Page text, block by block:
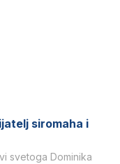
siromaha i
svetoga Dominika